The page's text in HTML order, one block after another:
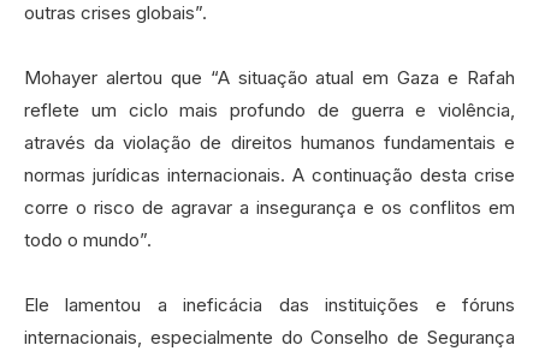
outras crises globais”.
Mohayer alertou que “A situação atual em Gaza e Rafah
reflete um ciclo mais profundo de guerra e violência,
através da violação de direitos humanos fundamentais e
normas jurídicas internacionais. A continuação desta crise
corre o risco de agravar a insegurança e os conflitos em
todo o mundo”.
Ele lamentou a ineficácia das instituições e fóruns
internacionais, especialmente do Conselho de Segurança